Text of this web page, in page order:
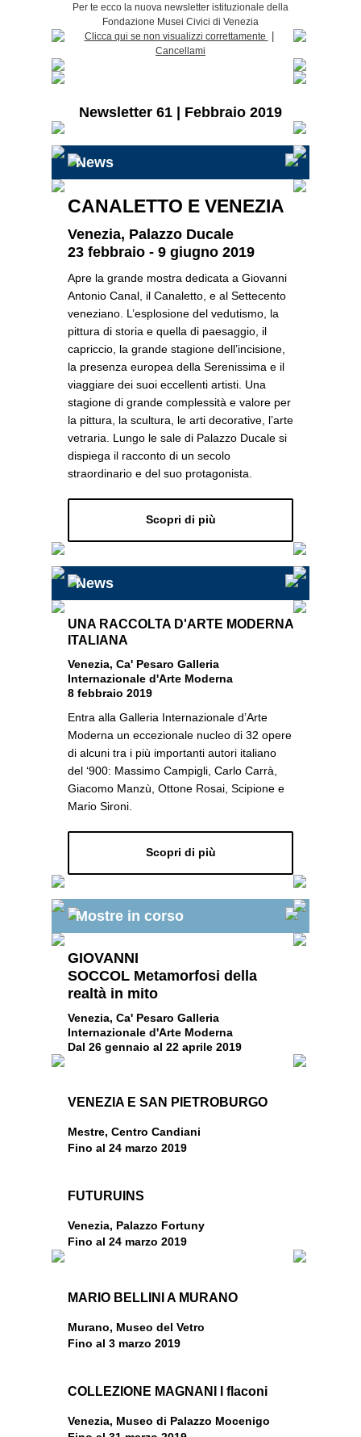
Per te ecco la nuova newsletter istituzionale della
Fondazione Musei Civici di Venezia
Clicca qui se non visualizzi correttamente
Cancellami
Newsletter 61 | Febbraio 2019
News
CANALETTO E VENEZIA
Venezia, Palazzo Ducale
23 febbraio - 9 giugno 2019
Apre la grande mostra dedicata a Giovanni
Antonio Canal, il Canaletto, e al Settecento
veneziano. L’esplosione del vedutismo, la
pittura di storia e quella di paesaggio, il
capriccio, la grande stagione dell’incisione,
la presenza europea della Serenissima e il
viaggiare dei suoi eccellenti artisti. Una
stagione di grande complessità e valore per
la pittura, la scultura, le arti decorative, l’arte
vetraria. Lungo le sale di Palazzo Ducale si
dispiega il racconto di un secolo
straordinario e del suo protagonista.
Scopri di più
News
UNA RACCOLTA D'ARTE MODERNA
ITALIANA
Venezia, Ca' Pesaro Galleria
Internazionale d'Arte Moderna
8 febbraio 2019
Entra alla Galleria Internazionale d’Arte
Moderna un eccezionale nucleo di 32 opere
di alcuni tra i più importanti autori italiano
del ‘900: Massimo Campigli, Carlo Carrà,
Giacomo Manzù, Ottone Rosai, Scipione e
Mario Sironi.
Scopri di più
Mostre in corso
GIOVANNI
SOCCOL Metamorfosi della
realtà in mito
Venezia, Ca' Pesaro Galleria
Internazionale d'Arte Moderna
Dal 26 gennaio al 22 aprile 2019
VENEZIA E SAN PIETROBURGO
Mestre, Centro Candiani
Fino al 24 marzo 2019
FUTURUINS
Venezia, Palazzo Fortuny
Fino al 24 marzo 2019
MARIO BELLINI A MURANO
Murano, Museo del Vetro
Fino al 3 marzo 2019
COLLEZIONE MAGNANI I flaconi
Venezia, Museo di Palazzo Mocenigo